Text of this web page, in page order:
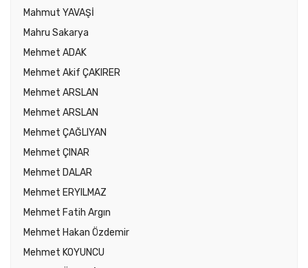
Mahmut YAVAŞİ
Mahru Sakarya
Mehmet ADAK
Mehmet Akif ÇAKIRER
Mehmet ARSLAN
Mehmet ARSLAN
Mehmet ÇAĞLIYAN
Mehmet ÇINAR
Mehmet DALAR
Mehmet ERYILMAZ
Mehmet Fatih Argın
Mehmet Hakan Özdemir
Mehmet KOYUNCU